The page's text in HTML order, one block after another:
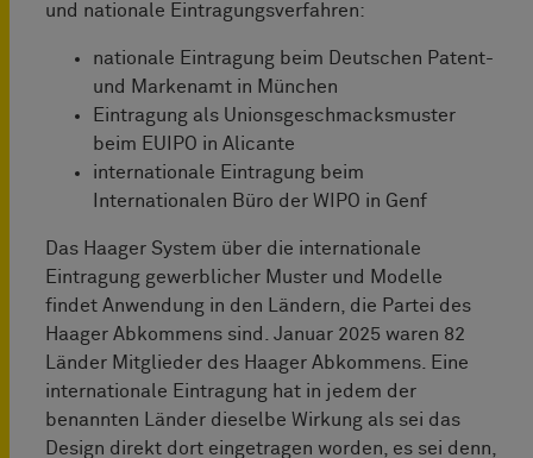
und nationale Eintragungsverfahren:
nationale Eintragung beim Deutschen Patent-
und Markenamt in München
Eintragung als Unionsgeschmacksmuster
beim EUIPO in Alicante
internationale Eintragung beim
Internationalen Büro der WIPO in Genf
Das Haager System über die internationale
Eintragung gewerblicher Muster und Modelle
findet Anwendung in den Ländern, die Partei des
Haager Abkommens sind. Januar 2025 waren 82
Länder Mitglieder des Haager Abkommens. Eine
internationale Eintragung hat in jedem der
benannten Länder dieselbe Wirkung als sei das
Design direkt dort eingetragen worden, es sei denn,